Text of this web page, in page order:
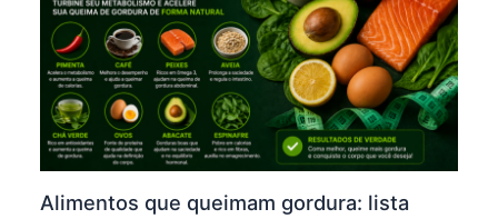
Alimentos que queimam gordura: lista